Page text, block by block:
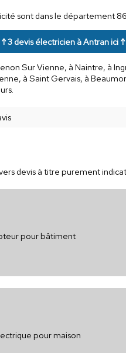
sont dans le département
↑ 3 devis électricien à Antran ici ↑
Sur Vienne, à Naintre, à
à Saint Gervais, à
devis à titre purement
pour bâtiment
pour maison